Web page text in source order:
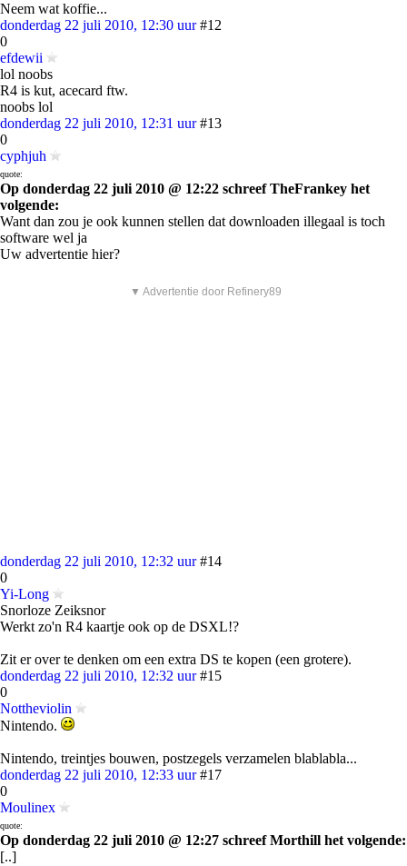
Neem wat koffie...
donderdag 22 juli 2010, 12:30 uur #12
0
efdewii
lol noobs
R4 is kut, acecard ftw.
noobs lol
donderdag 22 juli 2010, 12:31 uur #13
0
cyphjuh
quote:
Op donderdag 22 juli 2010 @ 12:22 schreef TheFrankey het
volgende:
Want dan zou je ook kunnen stellen dat downloaden illegaal is toch
software wel ja
Uw advertentie hier?
▼ Advertentie door Refinery89
donderdag 22 juli 2010, 12:32 uur #14
0
Yi-Long
Snorloze Zeiksnor
Werkt zo'n R4 kaartje ook op de DSXL!?
Zit er over te denken om een extra DS te kopen (een grotere).
donderdag 22 juli 2010, 12:32 uur #15
0
Nottheviolin
Nintendo.
Nintendo, treintjes bouwen, postzegels verzamelen blablabla...
donderdag 22 juli 2010, 12:33 uur #17
0
Moulinex
quote:
Op donderdag 22 juli 2010 @ 12:27 schreef Morthill het volgende:
[..]